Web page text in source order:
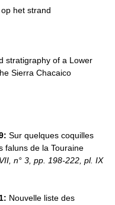
het strand
stratigraphy of a Lower
Sierra Chacaico
Sur quelques coquilles
faluns de la Touraine
n° 3, pp. 198-222, pl. IX
Nouvelle liste des